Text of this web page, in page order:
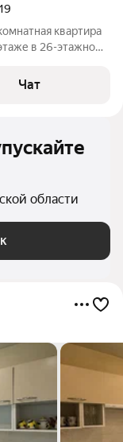
квартира
в 26-этажном
Чат
области